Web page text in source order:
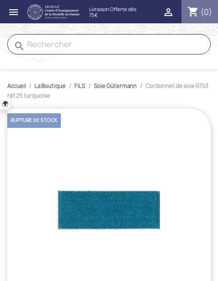
🌍
 shopping_cart (0)

search
Accueil La Boutique FILS Soie Gütermann
Cordonnet de soie R753
réf.25 turquoise
RUPTURE DE STOCK